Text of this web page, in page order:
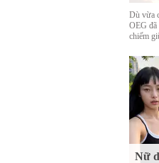
Dù vừa
OEG đã
chiếm
Nữ